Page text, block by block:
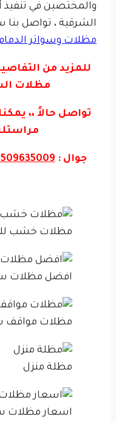
والمختصين في
الشرقية ، تواصل
مظلات وسواتر
للمزيد من
مظلات
تواصل حالاً ،،
جوال :
مظلات خشب
افضل مظلات
مظلات مواقف
مظلة منزل
اسعار مظلات